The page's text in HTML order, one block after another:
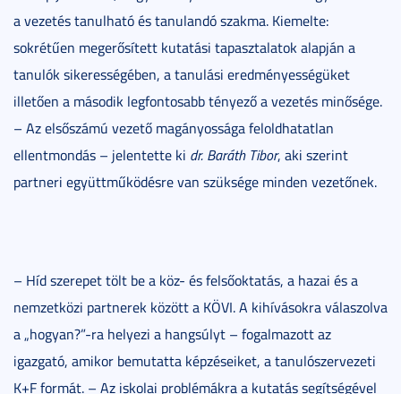
a vezetés tanulható és tanulandó szakma. Kiemelte:
sokrétűen megerősített kutatási tapasztalatok alapján a
tanulók sikerességében, a tanulási eredményességüket
illetően a második legfontosabb tényező a vezetés minősége.
– Az elsőszámú vezető magányossága feloldhatatlan
ellentmondás – jelentette ki dr. Baráth Tibor, aki szerint
partneri együttműködésre van szüksége minden vezetőnek.
– Híd szerepet tölt be a köz- és felsőoktatás, a hazai és a
nemzetközi partnerek között a KÖVI. A kihívásokra válaszolva
a „hogyan?”-ra helyezi a hangsúlyt – fogalmazott az
igazgató, amikor bemutatta képzéseiket, a tanulószervezeti
K+F formát. – Az iskolai problémákra a kutatás segítségével